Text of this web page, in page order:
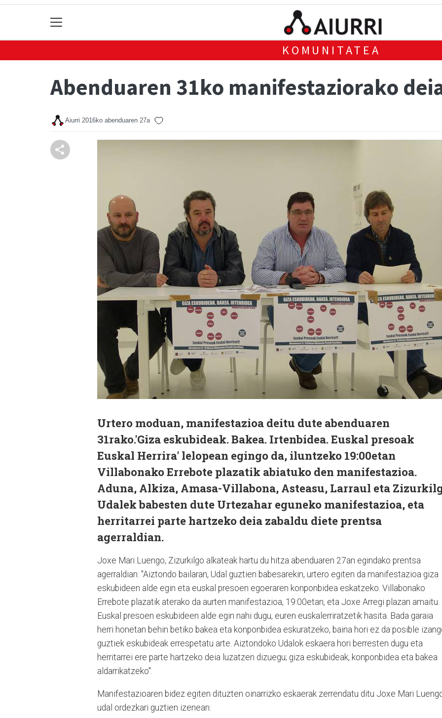
KOMUNITATEA
Abenduaren 31ko manifestaziorako
Aiurri 2016ko abenduaren 27a
Urtero moduan, manifestazioa deitu dute abenduaren
31rako.'Giza eskubideak. Bakea. Irtenbidea. Euskal presoak
Euskal Herrira' lelopean egingo da, iluntzeko 19:00etan
Villabonako Errebote plazatik abiatuko den manifestazioa.
Aduna, Alkiza, Amasa-Villabona, Asteasu, Larraul eta
Udalek babesten dute Urtezahar eguneko manifestazioa, eta
herritarrei parte hartzeko deia zabaldu diete prentsa
agerraldian.
Joxe Mari Luengo, Zizurkilgo alkateak hartu du hitza abenduaren 27an egindako prentsa
agerraldian: "Aiztondo bailaran, Udal guztien babesarekin, urtero egiten da manifestazioa giza
eskubideen alde egin eta euskal presoen egoeraren konponbidea eskatzeko. Villabonako
Errebote plazatik aterako da aurten manifestazioa, 19:00etan, eta Joxe Arregi plazan amaitu.
Euskal presoen eskubideen alde egin nahi dugu, euren euskalerriratzetik hasita. Bada garaia
herri honetan behin betiko bakea eta konponbidea eskuratzeko, baina hori ez da posible
guztiek eskubideak errespetatu arte. Aiztondoko Udalok eskaera hori berresten dugu eta
herritarrei ere parte hartzeko deia luzatzen dizuegu; giza eskubideak, konponbidea eta bakea
aldarrikatzeko".
Manifestazioaren bidez egiten dituzten oinarrizko eskaerak zerrendatu ditu Joxe Mari
udal ordezkari guztien izenean: